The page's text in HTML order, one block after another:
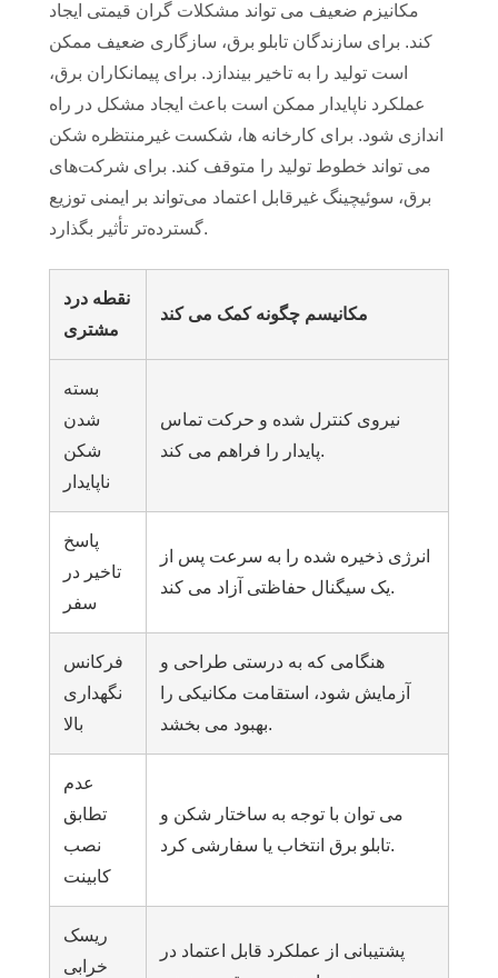
مکانیزم ضعیف می تواند مشکلات گران قیمتی ایجاد
کند. برای سازندگان تابلو برق، سازگاری ضعیف ممکن
است تولید را به تاخیر بیندازد. برای پیمانکاران برق،
عملکرد ناپایدار ممکن است باعث ایجاد مشکل در راه
اندازی شود. برای کارخانه ها، شکست غیرمنتظره شکن
می تواند خطوط تولید را متوقف کند. برای شرکت‌های
برق، سوئیچینگ غیرقابل اعتماد می‌تواند بر ایمنی توزیع
گسترده‌تر تأثیر بگذارد.
نقطه درد
مشتری
مکانیسم چگونه کمک می کند
بسته
شدن
شکن
ناپایدار
نیروی کنترل شده و حرکت تماس
پایدار را فراهم می کند.
پاسخ
تاخیر در
سفر
انرژی ذخیره شده را به سرعت پس از
یک سیگنال حفاظتی آزاد می کند.
فرکانس
نگهداری
بالا
هنگامی که به درستی طراحی و
آزمایش شود، استقامت مکانیکی را
بهبود می بخشد.
عدم
تطابق
نصب
کابینت
می توان با توجه به ساختار شکن و
تابلو برق انتخاب یا سفارشی کرد.
ریسک
خرابی
پشتیبانی از عملکرد قابل اعتماد در